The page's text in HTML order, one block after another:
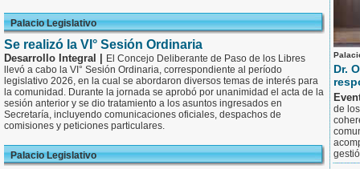
Palacio Legislativo
Se realizó la VI° Sesión Ordinaria
Desarrollo Integral |
El Concejo Deliberante de Paso de los Libres
llevó a cabo la VI° Sesión Ordinaria, correspondiente al período
legislativo 2026, en la cual se abordaron diversos temas de interés para
la comunidad. Durante la jornada se aprobó por unanimidad el acta de la
sesión anterior y se dio tratamiento a los asuntos ingresados en
Secretaría, incluyendo comunicaciones oficiales, despachos de
comisiones y peticiones particulares.
Palacio Legislativo
Dr.
de